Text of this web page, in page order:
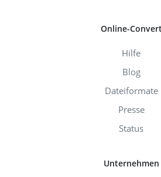
Online-
Hilfe
Blog
Dateiformate
Presse
Status
Unternehmen